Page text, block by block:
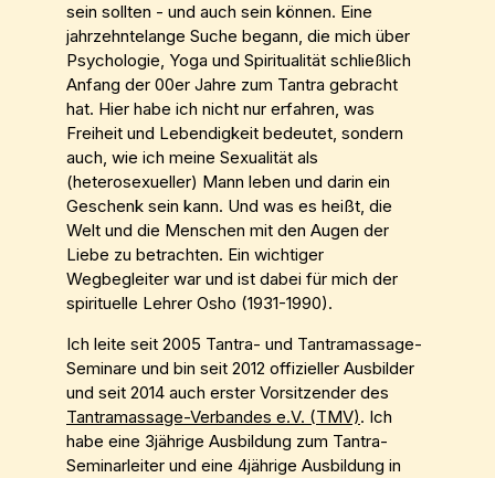
sein sollten - und auch sein können. Eine
jahrzehntelange Suche begann, die mich über
Psychologie, Yoga und Spiritualität schließlich
Anfang der 00er Jahre zum Tantra gebracht
hat. Hier habe ich nicht nur erfahren, was
Freiheit und Lebendigkeit bedeutet, sondern
auch, wie ich meine Sexualität als
(heterosexueller) Mann leben und darin ein
Geschenk sein kann. Und was es heißt, die
Welt und die Menschen mit den Augen der
Liebe zu betrachten. Ein wichtiger
Wegbegleiter war und ist dabei für mich der
spirituelle Lehrer Osho (1931-1990).
Ich leite seit 2005 Tantra- und Tantramassage-
Seminare und bin seit 2012 offizieller Ausbilder
und seit 2014 auch erster Vorsitzender des
Tantramassage-Verbandes e.V. (TMV). Ich
habe eine 3jährige Ausbildung zum Tantra-
Seminarleiter und eine 4jährige Ausbildung in